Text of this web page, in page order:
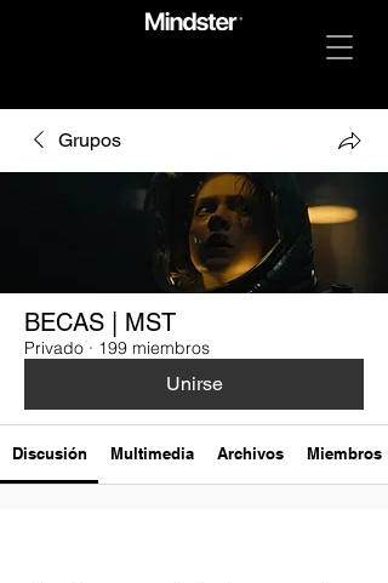
Grupos
BECAS | MST
Privado · 199 miembros
Unirse
Discusión Multimedia Archivos Miembros